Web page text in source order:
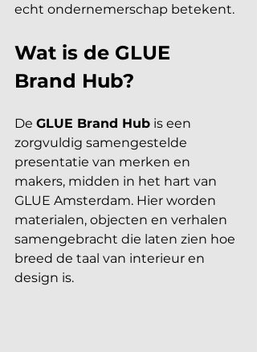
echt ondernemerschap betekent.
Wat is de GLUE
Brand Hub?
De GLUE Brand Hub is een
zorgvuldig samengestelde
presentatie van merken en
makers, midden in het hart van
GLUE Amsterdam. Hier worden
materialen, objecten en verhalen
samengebracht die laten zien hoe
breed de taal van interieur en
design is.